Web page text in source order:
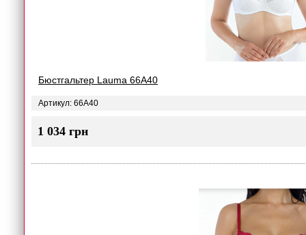
Бюстгальтер Lauma 66A40
Артикул: 66A40
1 034 грн